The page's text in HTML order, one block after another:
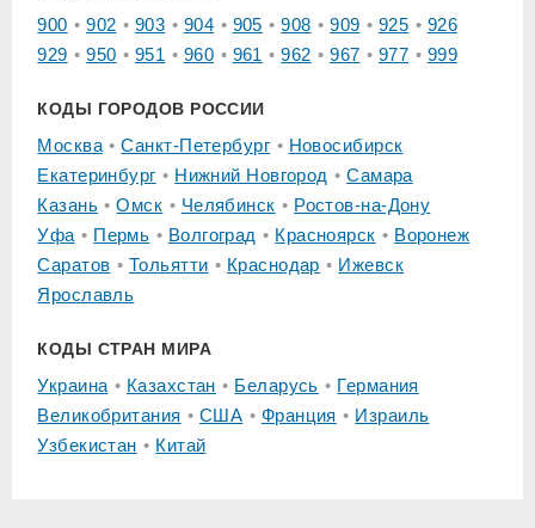
900 902 903 904 905 908 909 925
926
929
950 951 960 961 962 967 977 999
КОДЫ ГОРОДОВ РОССИИ
Москва Санкт-Петербург
Новосибирск
Екатеринбург
Нижний Новгород
Самара
Казань
Омск Челябинск
Ростов-на-Дону
Уфа
Пермь Волгоград Красноярск
Воронеж
Саратов
Тольятти Краснодар
Ижевск
Ярославль
КОДЫ СТРАН МИРА
Украина Казахстан Беларусь
Германия
Великобритания
США Франция
Израиль
Узбекистан
Китай